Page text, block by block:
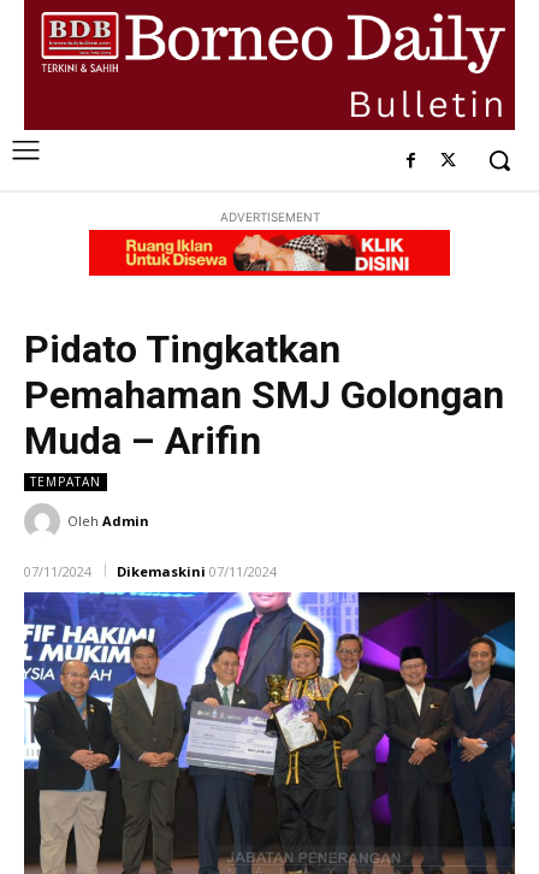
ADVERTISEMENT
Pidato Tingkatkan
Pemahaman SMJ Golongan
Muda – Arifin
TEMPATAN
Oleh Admin
07/11/2024 Dikemaskini 07/11/2024